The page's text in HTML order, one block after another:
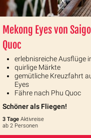
Mekong Eyes von
Quoc
erlebnisreiche Ausflüge
quirlige Märkte
gemütliche Kreuzfahrt
Eyes
Fähre nach Phu Quoc
Schöner als Fliegen!
3 Tage Aktivreise
ab 2 Personen